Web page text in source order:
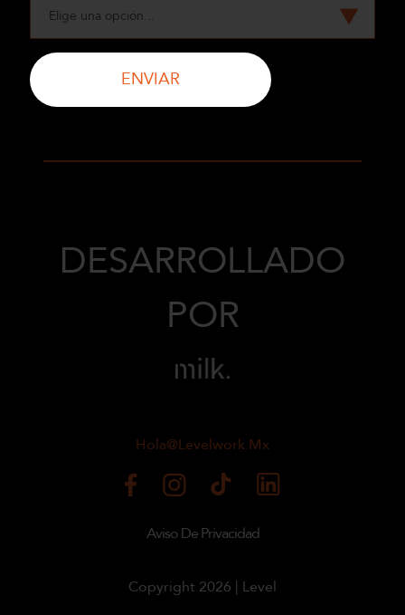
ENVIAR
DESARROLLADO
POR
Hola@levelwork.mx
Aviso De Privacidad
Copyright 2026 | Level